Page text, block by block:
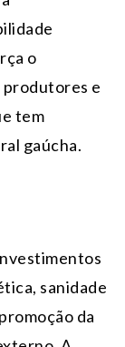
o
produtores e
tem
gaúcha.
sanidade
da